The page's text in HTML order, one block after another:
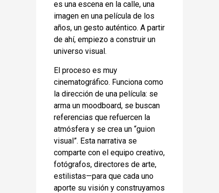
es una escena en la calle, una
imagen en una película de los
años, un gesto auténtico. A partir
de ahí, empiezo a construir un
universo visual.
El proceso es muy
cinematográfico. Funciona como
la dirección de una película: se
arma un moodboard, se buscan
referencias que refuercen la
atmósfera y se crea un “guion
visual”. Esta narrativa se
comparte con el equipo creativo,
fotógrafos, directores de arte,
estilistas—para que cada uno
aporte su visión y construyamos